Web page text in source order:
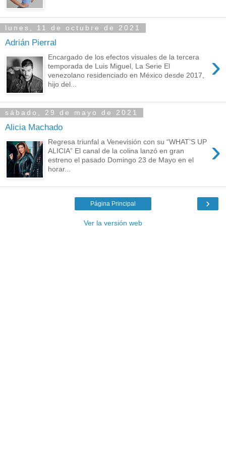
lunes, 11 de octubre de 2021
Adrián Pierral
›
Encargado de los efectos visuales de la tercera
temporada de Luis Miguel, La Serie El
venezolano residenciado en México desde 2017,
hijo del...
sábado, 29 de mayo de 2021
Alicia Machado
›
Regresa triunfal a Venevisión con su “WHAT’S UP
ALICIA” El canal de la colina lanzó en gran
estreno el pasado Domingo 23 de Mayo en el
horar...
›
Página Principal
Ver la versión web